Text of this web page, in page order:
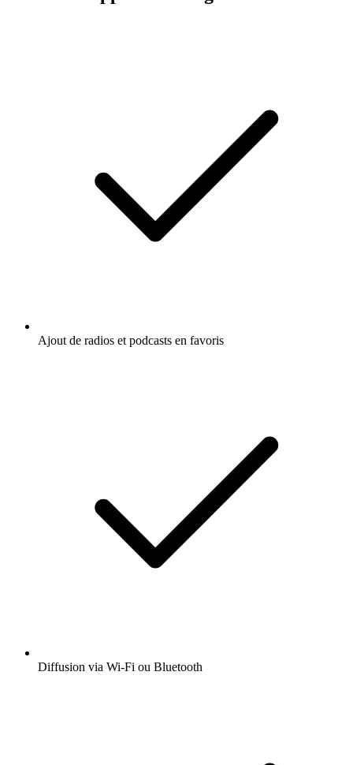
Ajout de radios et podcasts en favoris
Diffusion via Wi-Fi ou Bluetooth